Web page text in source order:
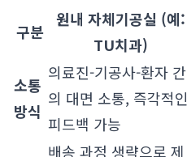
구분
원내 자체기공실 (예:
TU치과)
소통
방식
의료진-기공사-환자 간
의 대면 소통, 즉각적인
피드백 가능
배송 과정 생략으로 제